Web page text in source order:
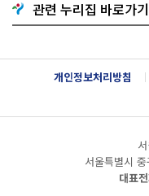
G
o
g
l
e
관련 누리집 바로가기
개인정보처리방침
서울특별시
대표